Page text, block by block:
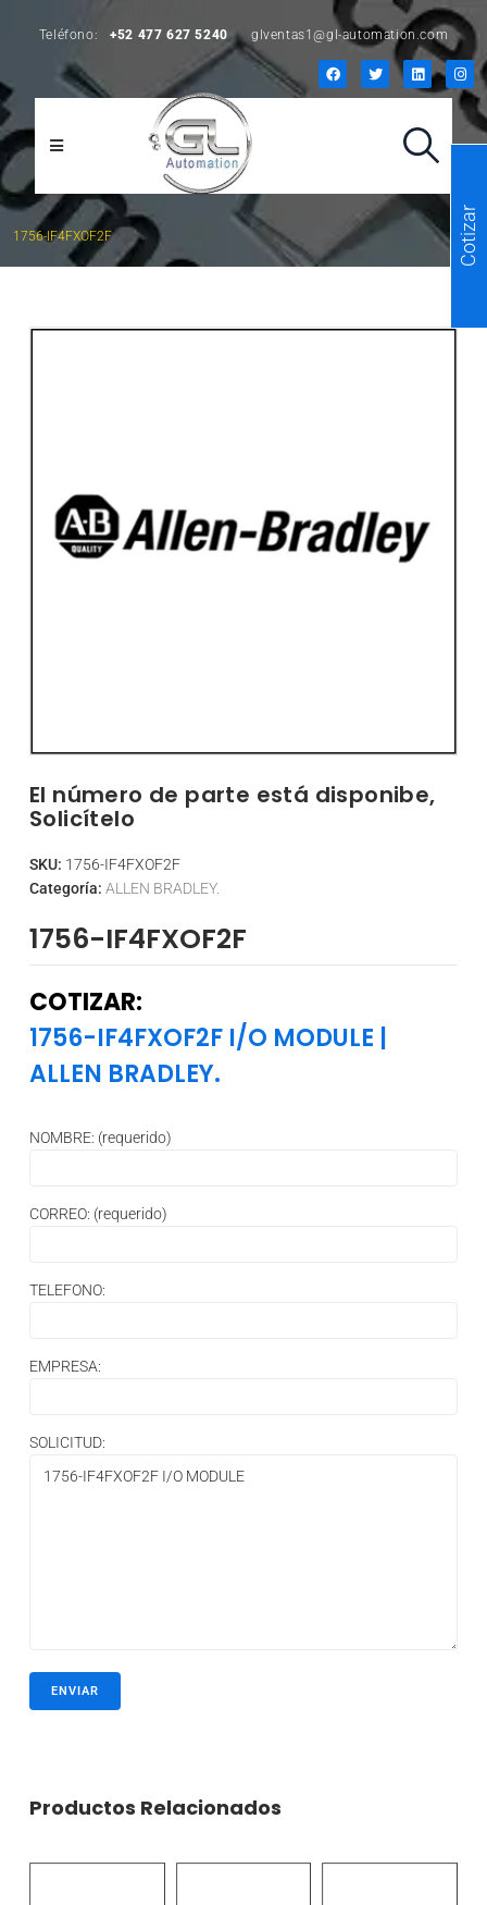
Teléfono: +52 477 627 5240 glventas1@gl-automation.com
1756-IF4FXOF2F
El número de parte está disponibe,
Solicítelo
SKU: 1756-IF4FXOF2F
Categoría: ALLEN BRADLEY.
1756-IF4FXOF2F
COTIZAR:
1756-IF4FXOF2F I/O MODULE |
ALLEN BRADLEY.
NOMBRE: (requerido)
CORREO: (requerido)
TELEFONO:
EMPRESA:
SOLICITUD:
Productos Relacionados
Cotizar